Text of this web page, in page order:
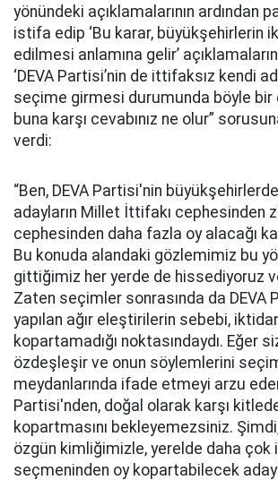
yönündeki açıklamalarının ardından
istifa edip ‘Bu karar, büyükşehirlerin
edilmesi anlamına gelir’
‘DEVA Partisi’nin de ittifaksız kendi
seçime girmesi durumunda böyle bir
buna karşı cevabınız ne olur”
verdi:
“Ben, DEVA Partisi'nin
adayların Millet İttifakı cephesinden
cephesinden daha fazla oy alacağı
Bu konuda alandaki gözlemimiz bu
gittiğimiz her yerde de hissediyoruz
Zaten seçimler sonrasında da DEVA
yapılan ağır eleştirilerin sebebi,
kopartamadığı noktasındaydı. Eğer
özdeşleşir ve onun söylemlerini
meydanlarında ifade etmeyi arzu
Partisi'nden, doğal olarak karşı
kopartmasını bekleyemezsiniz.
özgün kimliğimizle, yerelde daha çok
seçmeninden oy kopartabilecek